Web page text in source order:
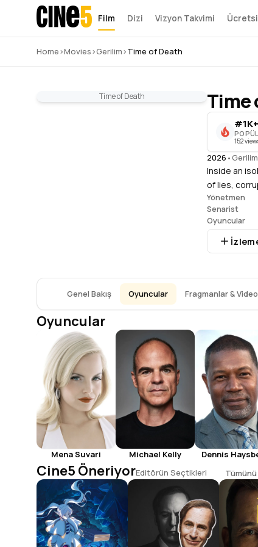
Film Dizi Vizyon Takvimi
Home›Movies›Gerilim›Time of Death
Time of Death Time
#1K+
152
2026 •Gerilim
Inside an
of lies,
Yönetmen
Senarist
Oyuncular
Genel Bakış Oyuncular Fragmanlar &
Oyuncular
Mena Suvari Michael Kelly Dennis
Cine5 ÖneriyorEditörün Seçtikleri